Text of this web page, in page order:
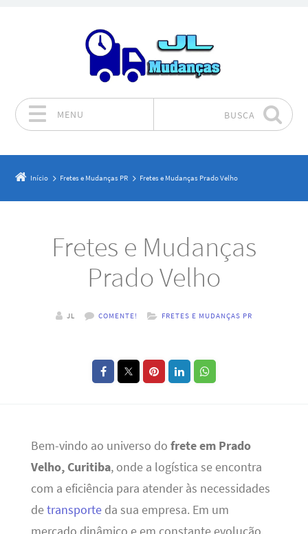
MENU BUSCA
Início Fretes e Mudanças PR Fretes e Mudanças Prado Velho
Fretes e Mudanças
Prado Velho
JL COMENTE! FRETES E MUDANÇAS PR
Bem-vindo ao universo do frete em Prado
Velho, Curitiba, onde a logística se encontra
com a eficiência para atender às necessidades
detransporteda sua empresa. Em um